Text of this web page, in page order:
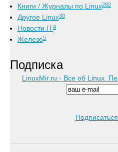
Книги / Журналы по Linux282
Другое Linux30
Новости IT4
Железо9
Подписка
LinuxMir.ru - Все об Linux.